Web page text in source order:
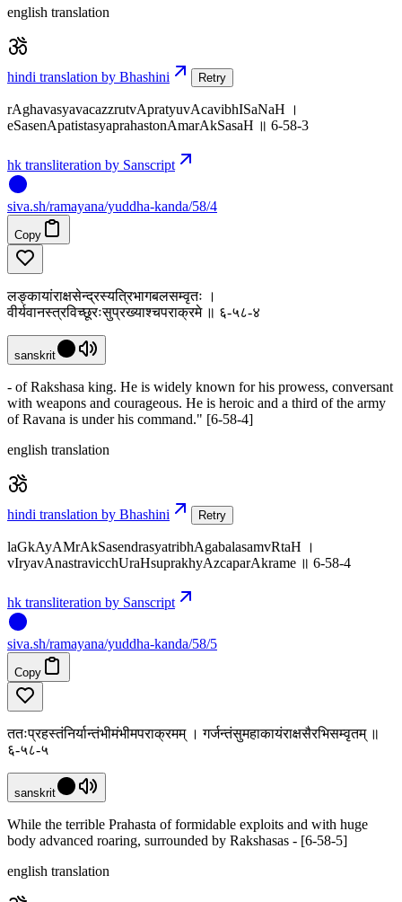
english translation
hindi translation by Bhashini Retry
rAghavasyavacazzrutvApratyuvAcavibhISaNaH ।
eSasenApatistasyaprahastonAmarAkSasaH ॥ 6-58-3
hk transliteration by Sanscript
siva.sh/ramayana/yuddha-kanda/58/4
Copy
लङ्कायांराक्षसेन्द्रस्यत्रिभागबलसम्वृतः ।
वीर्यवानस्त्रविच्छूरःसुप्रख्याश्चपराक्रमे ॥ ६-५८-४
sanskrit
- of Rakshasa king. He is widely known for his prowess, conversant
with weapons and courageous. He is heroic and a third of the army
of Ravana is under his command." [6-58-4]
english translation
hindi translation by Bhashini Retry
laGkAyAMrAkSasendrasyatribhAgabalasamvRtaH ।
vIryavAnastravicchUraHsuprakhyAzcaparAkrame ॥ 6-58-4
hk transliteration by Sanscript
siva.sh/ramayana/yuddha-kanda/58/5
Copy
ततःप्रहस्तंनिर्यान्तंभीमंभीमपराक्रमम् । गर्जन्तंसुमहाकायंराक्षसैरभिसम्वृतम् ॥
६-५८-५
sanskrit
While the terrible Prahasta of formidable exploits and with huge
body advanced roaring, surrounded by Rakshasas - [6-58-5]
english translation